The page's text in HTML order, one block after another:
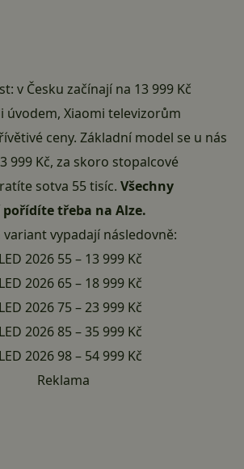
v Česku začínají na 13 999 Kč
úvodem, Xiaomi televizorům
ceny. Základní model se u nás
999 Kč, za skoro stopalcové
sotva 55 tisíc. Všechny
třeba na Alze.
variant vypadají následovně:
2026 55 – 13 999 Kč
2026 65 – 18 999 Kč
2026 75 – 23 999 Kč
2026 85 – 35 999 Kč
2026 98 – 54 999 Kč
Reklama